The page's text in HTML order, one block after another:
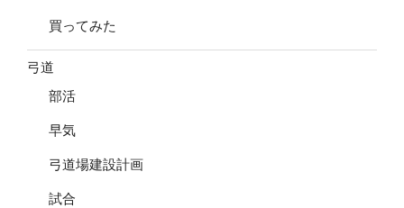
買ってみた
弓道
部活
早気
弓道場建設計画
試合